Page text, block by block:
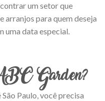
um setor que
arranjos para quem deseja
uma data especial.
Garden?
Paulo, você precisa